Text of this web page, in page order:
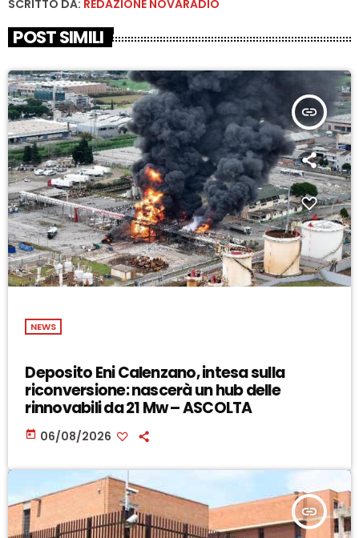
SCRITTO DA: REDAZIONE NOVARADIO
POST SIMILI
insert_link
NEWS
Deposito Eni Calenzano, intesa sulla
riconversione: nascerà un hub delle
rinnovabili da 21 Mw – ASCOLTA
today 06/08/2026
insert_link